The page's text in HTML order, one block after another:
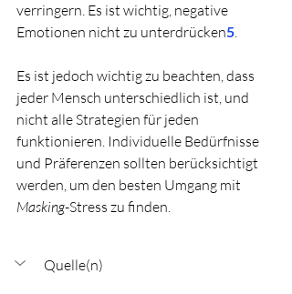
verringern. Es ist wichtig, negative
Emotionen nicht zu unterdrücken5.
Es ist jedoch wichtig zu beachten, dass
jeder Mensch unterschiedlich ist, und
nicht alle Strategien für jeden
funktionieren. Individuelle Bedürfnisse
und Präferenzen sollten berücksichtigt
werden, um den besten Umgang mit
Masking-Stress zu finden.
Quelle(n)